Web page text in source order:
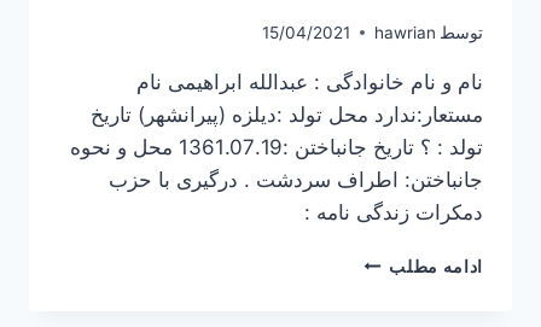
توسط hawrian
15/04/2021
نام و نام خانوادگی : عبدالله ابراهیمی نام
مستعار:ندارد محل تولد :دیلزه (پیرانشهر) تاریخ
تولد : ؟ تاریخ جانباختن :1361.07.19 محل و نحوه
جانباختن: اطراف سردشت . درگیری با حزب
دمکرات زندگی نامه :
ادامه مطلب عبدالله